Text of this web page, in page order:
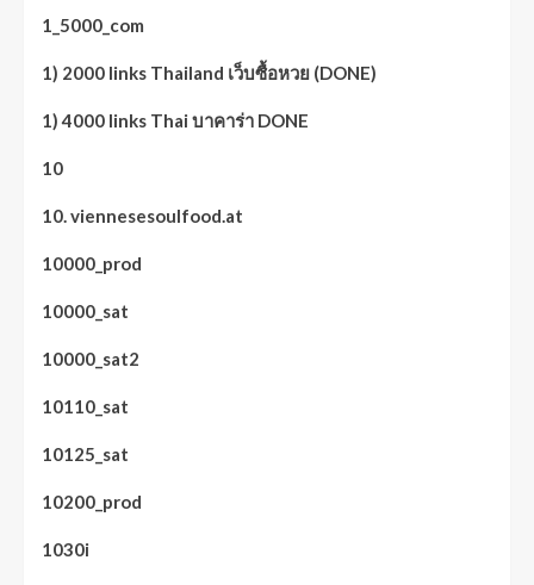
1_5000_com
1) 2000 links Thailand เว็บซื้อหวย (DONE)
1) 4000 links Thai บาคาร่า DONE
10
10. viennesesoulfood.at
10000_prod
10000_sat
10000_sat2
10110_sat
10125_sat
10200_prod
1030i